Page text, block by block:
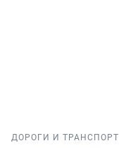
ДОРОГИ И ТРАНСПОРТ